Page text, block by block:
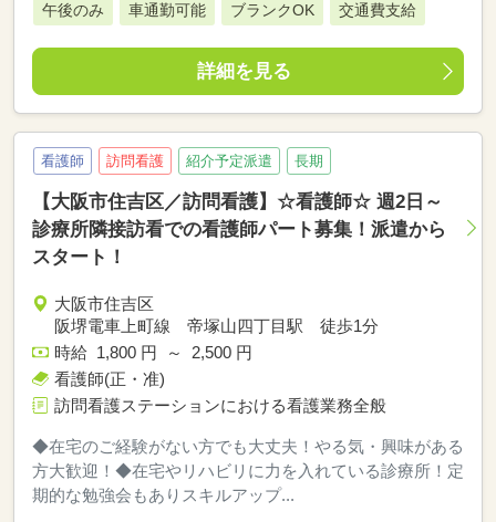
午後のみ 車通勤可能 ブランクOK 交通費支給
詳細を見る
看護師 訪問看護 紹介予定派遣 長期
【大阪市住吉区／訪問看護】☆看護師☆ 週2日～
診療所隣接訪看での看護師パート募集！派遣から
スタート！
大阪市住吉区
阪堺電車上町線 帝塚山四丁目駅 徒歩1分
時給 1,800 円 ～ 2,500 円
看護師(正・准)
訪問看護ステーションにおける看護業務全般
◆在宅のご経験がない方でも大丈夫！やる気・興味がある
方大歓迎！◆在宅やリハビリに力を入れている診療所！定
期的な勉強会もありスキルアップ...